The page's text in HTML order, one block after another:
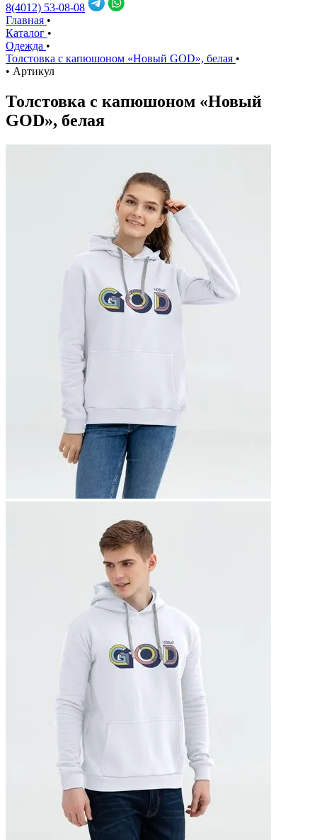
8(4012) 53-08-08
Главная •
Каталог •
Одежда •
Толстовка с капюшоном «Новый GOD», белая •
• Артикул
Толстовка с капюшоном «Новый
GOD», белая